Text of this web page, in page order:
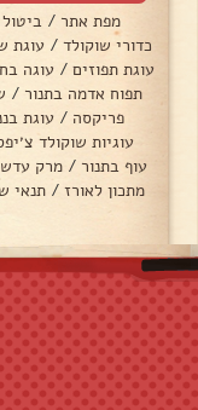
מפת אתר /
כדורי שוקולד / עוגת
עוגת תפוזים / עוגה
תפוח אדמה בתנור /
פריקסה / עוגת
עוגיות שוקולד
עוף בתנור / מרק
מתכון לאורז / תנאי